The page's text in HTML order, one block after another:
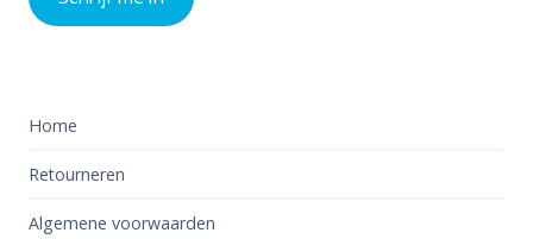
Home
Retourneren
Algemene voorwaarden